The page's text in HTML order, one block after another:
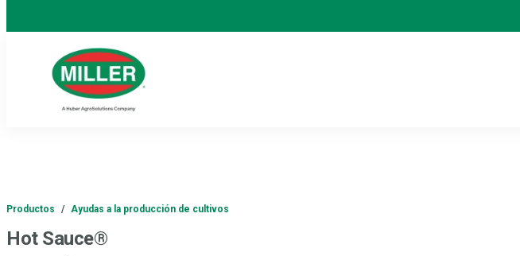
Productos / Ayudas a la producción de cultivos
Hot Sauce®